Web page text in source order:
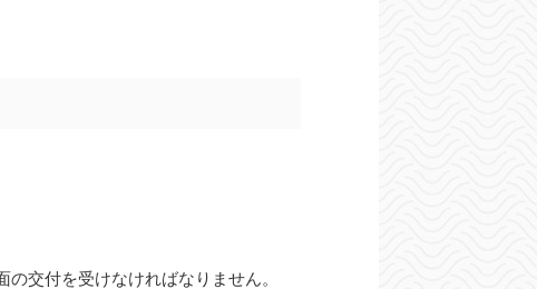
交付を受けなければなりません。